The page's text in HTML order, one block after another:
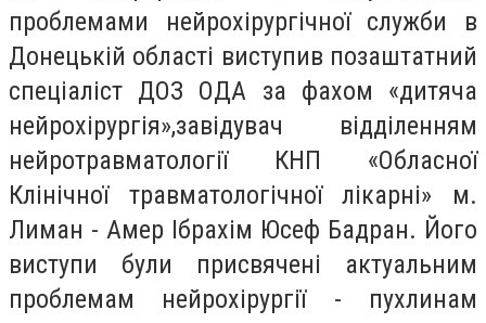
проблемами нейрохірургічної служби в
Донецькій області виступив позаштатний
спеціаліст ДОЗ ОДА за фахом «дитяча
нейрохірургія»,завідувач відділенням
нейротравматології КНП «Обласної
Клінічної травматологічної лікарні» м.
Лиман - Амер Ібрахім Юсеф Бадран. Його
виступи були присвячені актуальним
проблемам нейрохірургії - пухлинам